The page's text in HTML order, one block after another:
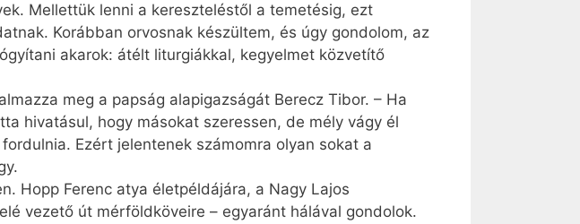
Mellettük lenni a kereszteléstől a temetésig, ezt
Korábban orvosnak készültem, és úgy gondolom, az
akarok: átélt liturgiákkal, kegyelmet közvetítő
meg a papság alapigazságát Berecz Tibor. – Ha
hivatásul, hogy másokat szeressen, de mély vágy él
Ezért jelentenek számomra olyan sokat a
Hopp Ferenc atya életpéldájára, a Nagy Lajos
vezető út mérföldköveire – egyaránt hálával gondolok.